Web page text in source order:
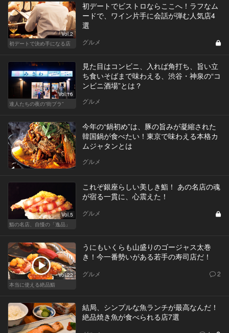
Vol.2
初デートで決め手になる店
初デートでビストロならここへ！ラフなム
ードで、ワイン片手に会話が弾む人気店4
選
グルメ
Vol.16
達人たちの夜の“街ブラ”
見た目はコンビニ、入れば角打ち、旨い立
ち食いそばまで味わえる、渋谷・神泉の“コ
ンビニ酒場”とは？
グルメ
今年の“鍋初め”は、豚の旨みが凝縮された
韓国鍋が食べたい！東京で味わえる本格カ
ムジャタンとは
グルメ
Vol.5
鮨の名店、自慢の「逸品」
これぞ銀座らしい美しき鮨！ あの名店の魂
が宿る一貫に、心震えた！
グルメ
Vol.22
本当に使える絶品鮨
うにもいくらも山盛りのゴージャス太巻
き！今一番勢いがある若手の寿司店だ！
グルメ 2
結局、シンプルな魚ランチが最高なんだ！
絶品焼き魚が食べられる店7選